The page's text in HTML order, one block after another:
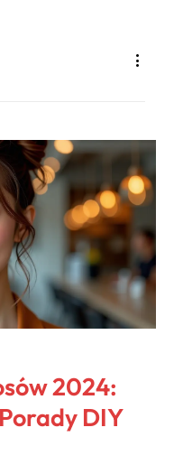
2024:
DIY